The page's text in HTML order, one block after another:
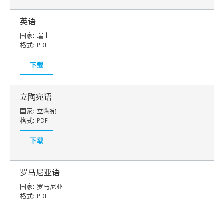
英语
国家: 瑞士
格式: PDF
下载
立陶宛语
国家: 立陶宛
格式: PDF
下载
罗马尼亚语
国家: 罗马尼亚
格式: PDF